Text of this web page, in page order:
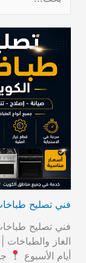
فني تصليح طباخات الكويت 24 ساعة
الغاز والطباخات | 60615556
أيام الأسبوع